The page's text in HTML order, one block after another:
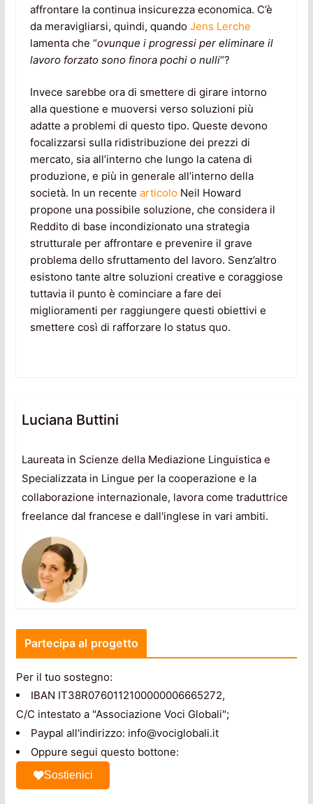
affrontare la continua insicurezza economica. C’è
da meravigliarsi, quindi, quando Jens Lerche
lamenta che “ovunque i progressi per eliminare il
lavoro forzato sono finora pochi o nulli“?
Invece sarebbe ora di smettere di girare intorno
alla questione e muoversi verso soluzioni più
adatte a problemi di questo tipo. Queste devono
focalizzarsi sulla ridistribuzione dei prezzi di
mercato, sia all’interno che lungo la catena di
produzione, e più in generale all’interno della
società. In un recente articoloNeil Howard
propone una possibile soluzione, che considera il
Reddito di base incondizionato una strategia
strutturale per affrontare e prevenire il grave
problema dello sfruttamento del lavoro. Senz’altro
esistono tante altre soluzioni creative e coraggiose
tuttavia il punto è cominciare a fare dei
miglioramenti per raggiungere questi obiettivi e
smettere così di rafforzare lo status quo.
Luciana Buttini
Laureata in Scienze della Mediazione Linguistica e
Specializzata in Lingue per la cooperazione e la
collaborazione internazionale, lavora come traduttrice
freelance dal francese e dall'inglese in vari ambiti.
Partecipa al progetto
Per il tuo sostegno:
IBAN IT38R0760112100000006665272,
C/C intestato a "Associazione Voci Globali";
Paypal all'indirizzo: info@vociglobali.it
Oppure segui questo bottone:
Sostienici